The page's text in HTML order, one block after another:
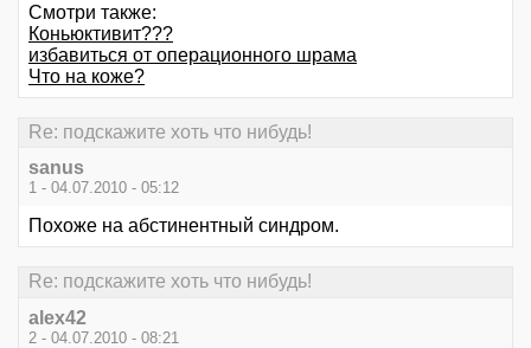
Смотри также:
Коньюктивит???
избавиться от операционного шрама
Что на коже?
Re: подскажите хоть что нибудь!
sanus
1 - 04.07.2010 - 05:12
Похоже на абстинентный синдром.
Re: подскажите хоть что нибудь!
alex42
2 - 04.07.2010 - 08:21